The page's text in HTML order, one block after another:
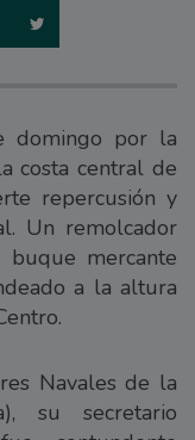
domingo por la
costa central de
repercusión y
Un remolcador
buque mercante
a la altura
Navales de la
su secretario